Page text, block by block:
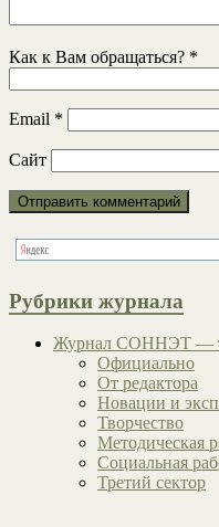
Как к Вам обращаться? *
Email *
Сайт
Рубрики журнала
Журнал СОННЭТ —
Официально
От редактора
Новации и
Творчество
Методическая
Социальная
Третий сектор